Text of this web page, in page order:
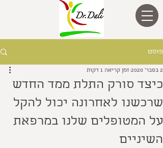
פוסט
כיצד סורק התלת ממד החדש
שרכשנו לאחרונה יכול להקל
על המטופלים שלנו במרפאת
השיניים
2 בפבר׳ 2020 זמן קריאה 1 דקות